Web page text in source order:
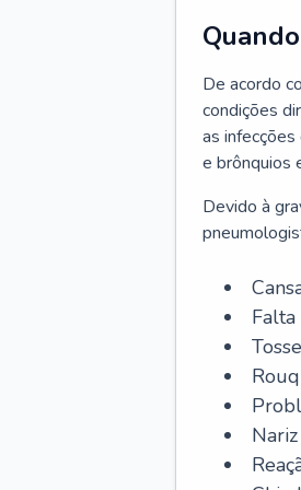
De acordo
condições
as
e brônquios
Devido à
Falta